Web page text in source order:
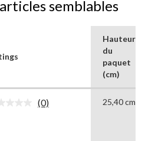
semblables
Hauteur
du
paquet
(cm)
Aucune
(0) 25,40 cm